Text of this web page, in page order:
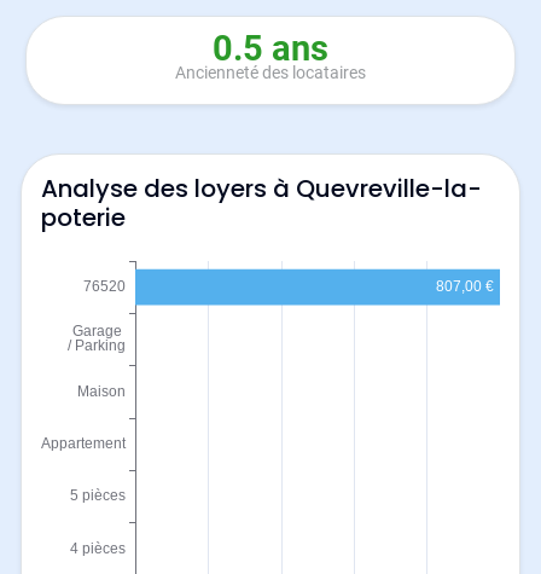
0.5 ans
Ancienneté des locataires
Analyse des loyers à Quevreville-la-
poterie